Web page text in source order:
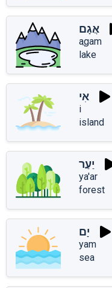
אֲגָם
aֲgam
lake
אִי
i
island
יַעַר
ya'ar
forest
יָם
yam
sea